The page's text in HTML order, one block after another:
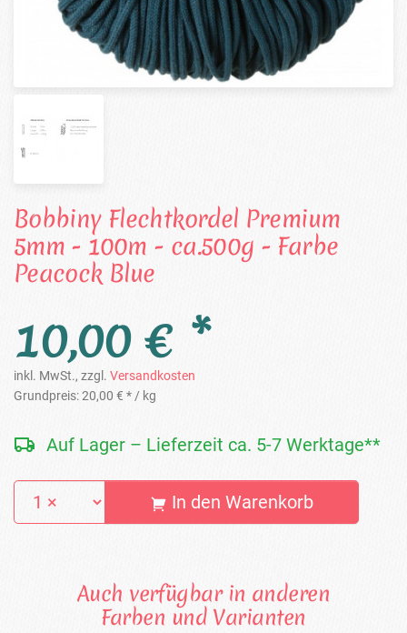
Bobbiny Flechtkordel Premium
5mm - 100m - ca.500g - Farbe
Peacock Blue
10,00 € *
inkl. MwSt., zzgl. Versandkosten
Grundpreis:20,00 € */ kg
Auf Lager – Lieferzeit ca. 5-7 Werktage**
In den Warenkorb
Auch verfügbar in anderen
Farben und Varianten